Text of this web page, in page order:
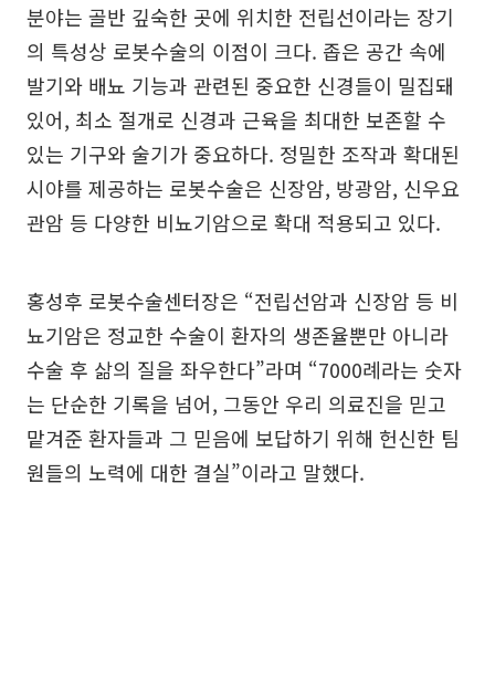
분야는 골반 깊숙한 곳에 위치한 전립선이라는 장기
의 특성상 로봇수술의 이점이 크다. 좁은 공간 속에
발기와 배뇨 기능과 관련된 중요한 신경들이 밀집돼
있어, 최소 절개로 신경과 근육을 최대한 보존할 수
있는 기구와 술기가 중요하다. 정밀한 조작과 확대된
시야를 제공하는 로봇수술은 신장암, 방광암, 신우요
관암 등 다양한 비뇨기암으로 확대 적용되고 있다.
홍성후 로봇수술센터장은 “전립선암과 신장암 등 비
뇨기암은 정교한 수술이 환자의 생존율뿐만 아니라
수술 후 삶의 질을 좌우한다”라며 “7000례라는 숫자
는 단순한 기록을 넘어, 그동안 우리 의료진을 믿고
맡겨준 환자들과 그 믿음에 보답하기 위해 헌신한 팀
원들의 노력에 대한 결실”이라고 말했다.